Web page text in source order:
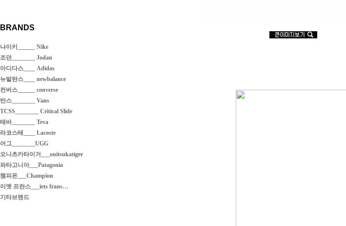
BRANDS
나이키______ Nike
조던________ Jodan
아디다스____ Adidas
뉴발란스____ newbalance
컨버스______ converse
반스________ Vans
TCSS________ Critical Slide
테바________ Teva
라코스테____ Lacoste
어그________UGG
오니츠카타이거___onitsukatiger
파타고니아___Patagonia
챔피온___Champion
이엣 프란스___iets frans…
기타브랜드